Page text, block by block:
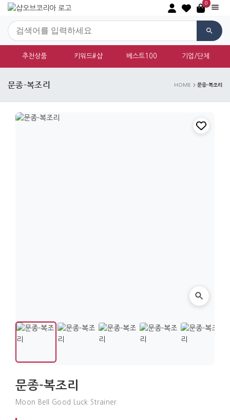
0
추천상품 키워드#샵 베스트100 기업/단체
문종-복조리 HOME 문종-복조리
문종-복조리
Moon Bell Good Luck Strainer